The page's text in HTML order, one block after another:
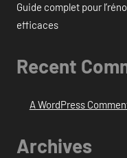
Guide complet pour
efficaces
Recent
A WordPress
Archives